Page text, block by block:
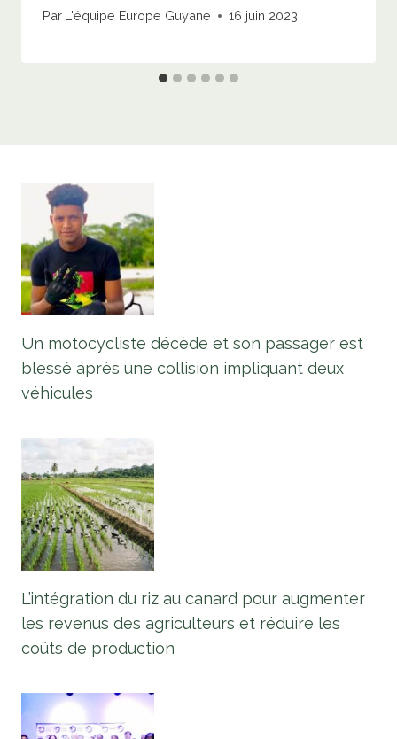
Par L'équipe Europe Guyane 16 juin 2023
Un motocycliste décède et son passager est
blessé après une collision impliquant deux
véhicules
L’intégration du riz au canard pour augmenter
les revenus des agriculteurs et réduire les
coûts de production